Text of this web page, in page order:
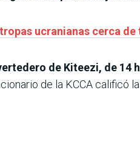
ucranianas cerca
de Kiteezi, de 14
de la KCCA calificó